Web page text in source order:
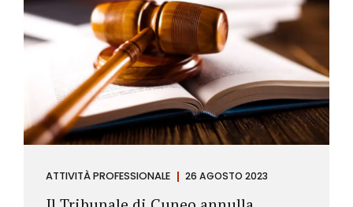
ATTIVITÀ PROFESSIONALE 26 AGOSTO 2023